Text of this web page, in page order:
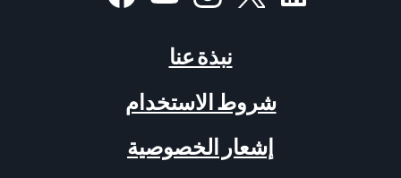
نبذة عنا
شروط الاستخدام
إشعار الخصوصية